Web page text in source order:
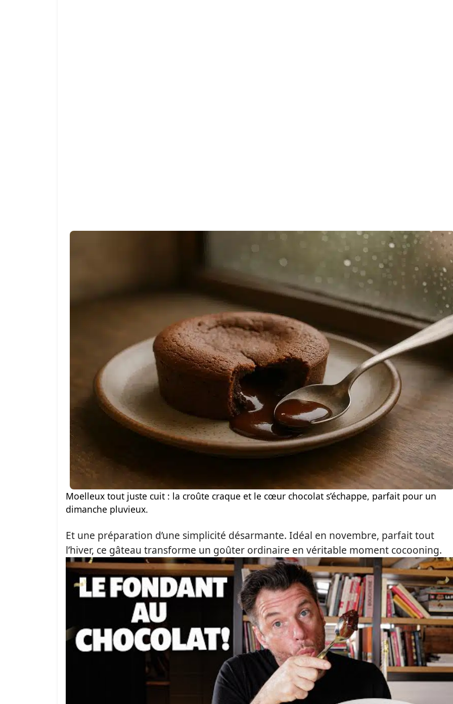
Moelleux tout juste cuit : la croûte craque et le cœur chocolat s’échappe, parfait pour un
dimanche pluvieux.
Et une préparation d’une simplicité désarmante. Idéal en novembre, parfait tout
l’hiver, ce gâteau transforme un goûter ordinaire en véritable moment cocooning.